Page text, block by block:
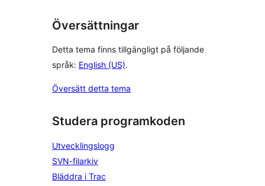
Översättningar
Detta tema finns tillgängligt på följande
språk: English (US).
Översätt detta tema
Studera programkoden
Utvecklingslogg
SVN-filarkiv
Bläddra i Trac